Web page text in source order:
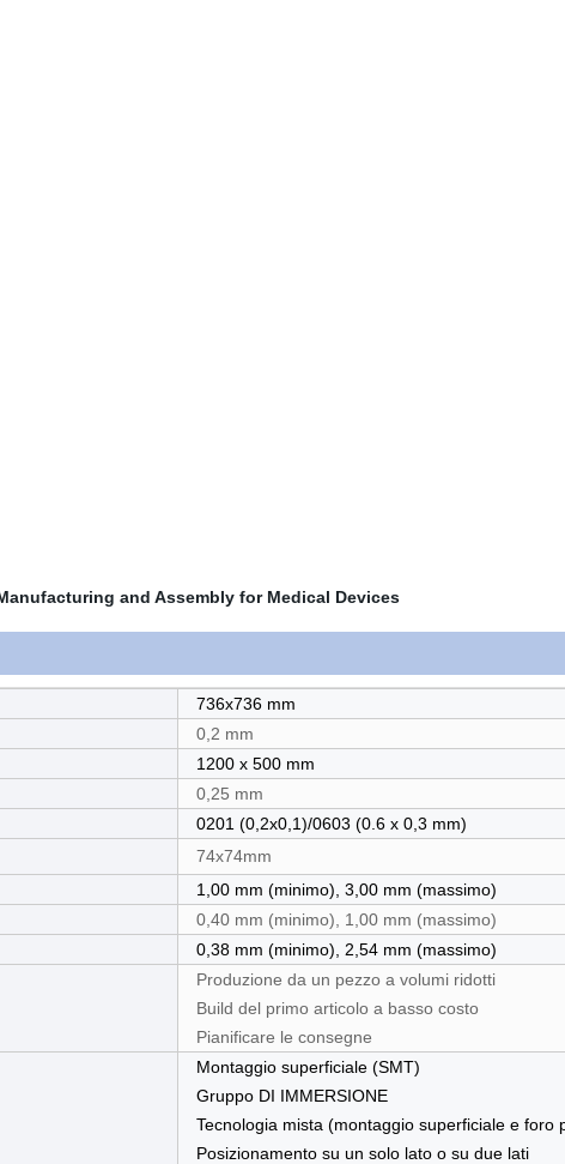
736x736 mm
0,2 mm
1200 x 500 mm
0,25 mm
0201 (0,2x0,1)/0603 (0.6 x 0,3 mm)
74x74mm
1,00 mm (minimo), 3,00 mm (massimo)
0,40 mm (minimo), 1,00 mm (massimo)
0,38 mm (minimo), 2,54 mm (massimo)
Produzione da un pezzo a volumi ridotti
Build del primo articolo a basso costo
Pianificare le consegne
Montaggio superficiale (SMT)
Gruppo DI IMMERSIONE
Tecnologia mista (montaggio superficiale e foro
Posizionamento su un solo lato o su due lati